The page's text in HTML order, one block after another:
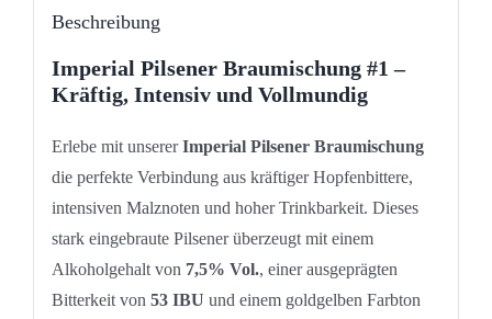
Beschreibung
Imperial Pilsener Braumischung #1 –
Kräftig, Intensiv und Vollmundig
Erlebe mit unsererImperial Pilsener Braumischung
die perfekte Verbindung aus kräftiger Hopfenbittere,
intensiven Malznoten und hoher Trinkbarkeit. Dieses
stark eingebraute Pilsener überzeugt mit einem
Alkoholgehalt von 7,5% Vol., einer ausgeprägten
Bitterkeit von 53 IBU und einem goldgelben Farbton